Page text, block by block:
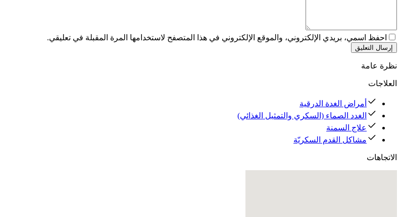
احفظ اسمي، بريدي الإلكتروني، والموقع الإلكتروني في هذا المتصفح لاستخدامها المرة المقبلة في تعليقي.
إرسال التعليق
نظرة عامة
العلاجات
أمراض الغدة الدرقية
الغدد الصماء (السكري والتمثيل الغذائي)
علاج السمنة
مشاكل القدم السكريّة
الاتجاهات